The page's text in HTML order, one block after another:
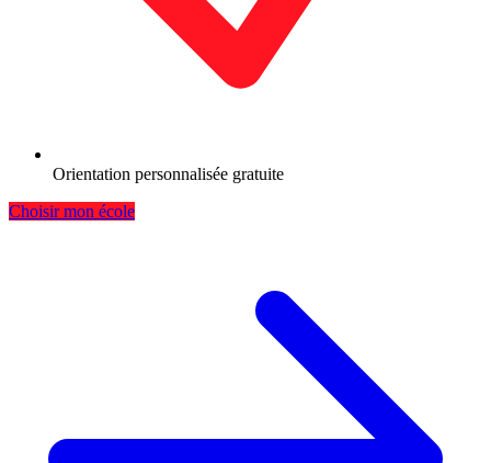
Orientation personnalisée gratuite
Choisir mon école